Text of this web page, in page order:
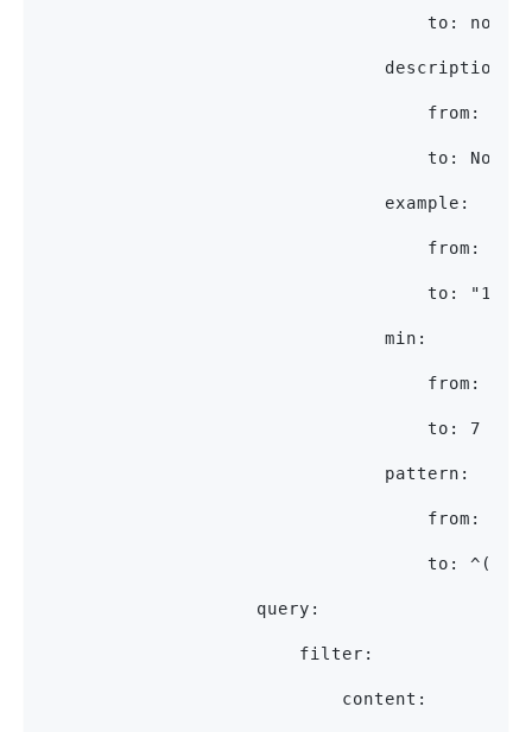
to: non-
                                description:
from:
to: Non-
                                example:
from:
                                    to: "100"
                                min:
from:
                                    to: 7
                                pattern:
from:
to:
                    query:
                        filter:
                            content: